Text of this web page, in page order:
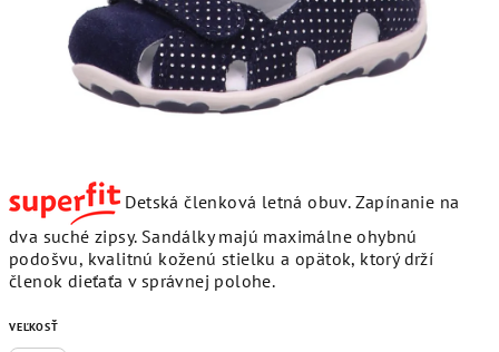
Detská členková letná obuv. Zapínanie na
dva suché zipsy. Sandálky majú maximálne ohybnú
podošvu, kvalitnú koženú stielku a opätok, ktorý drží
členok dieťaťa v správnej polohe.
VEĽKOSŤ